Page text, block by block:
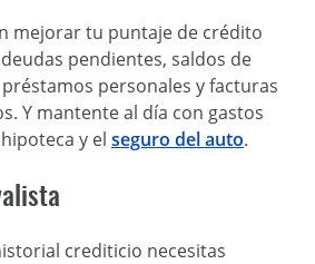
mejorar tu puntaje de crédito
pendientes, saldos de
personales y facturas
Y mantente al día con gastos
y el seguro del auto.
crediticio necesitas